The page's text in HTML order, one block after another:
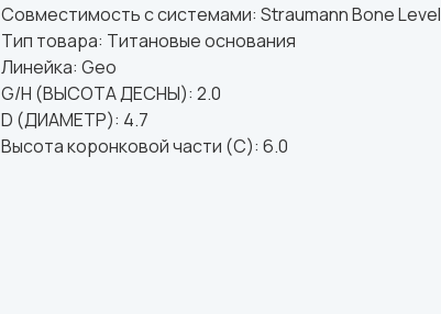
Совместимость с системами: Straumann Bone Level
Тип товара: Титановые основания
Линейка: Geo
G/H (ВЫСОТА ДЕСНЫ): 2.0
D (ДИАМЕТР): 4.7
Высота коронковой части (C): 6.0